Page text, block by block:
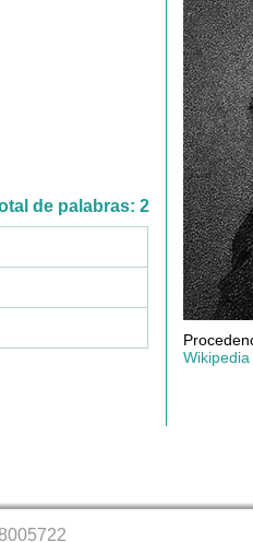
de palabras: 2
Wikipedia